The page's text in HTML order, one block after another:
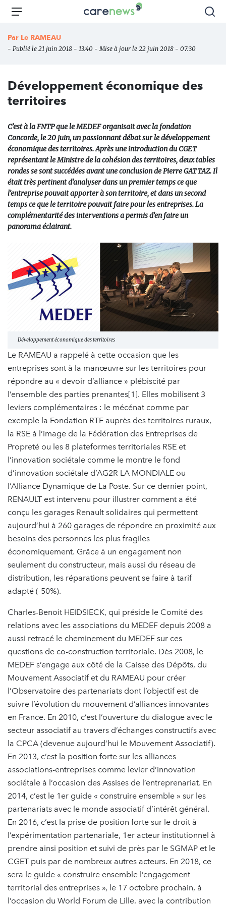
Aller
principal
Carenews,
des
l'engagement
Menu
Par Le RAMEAU
- Publié le 21 juin 2018 - 13:40 - Mise à jour le 22 juin 2018 - 07:30
Développement économique des
territoires
C’est à la FNTP que le MEDEF organisait avec la fondation
Concorde, le 20 juin, un passionnant débat sur le développement
économique des territoires. Après une introduction du CGET
représentant le Ministre de la cohésion des territoires, deux tables
rondes se sont succédées avant une conclusion de Pierre GATTAZ. Il
était très pertinent d’analyser dans un premier temps ce que
l’entreprise pouvait apporter à son territoire, et dans un second
temps ce que le territoire pouvait faire pour les entreprises. La
complémentarité des interventions a permis d’en faire un
panorama éclairant.
Développement économique des territoires
Le RAMEAU a rappelé à cette occasion que les
entreprises sont à la manœuvre sur les territoires pour
répondre au « devoir d’alliance » plébiscité par
l’ensemble des parties prenantes[1]. Elles mobilisent 3
leviers complémentaires : le mécénat comme par
exemple la Fondation RTE auprès des territoires ruraux,
la RSE à l’image de la Fédération des Entreprises de
Propreté ou les 8 plateformes territoriales RSE et
l’innovation sociétale comme le montre le fond
d’innovation sociétale d’AG2R LA MONDIALE ou
l’Alliance Dynamique de La Poste. Sur ce dernier point,
RENAULT est intervenu pour illustrer comment a été
conçu les garages Renault solidaires qui permettent
aujourd’hui à 260 garages de répondre en proximité aux
besoins des personnes les plus fragiles
économiquement. Grâce à un engagement non
seulement du constructeur, mais aussi du réseau de
distribution, les réparations peuvent se faire à tarif
adapté (-50%).
Charles-Benoit HEIDSIECK, qui préside le Comité des
relations avec les associations du MEDEF depuis 2008 a
aussi retracé le cheminement du MEDEF sur ces
questions de co-construction territoriale. Dès 2008, le
MEDEF s’engage aux côté de la Caisse des Dépôts, du
Mouvement Associatif et du RAMEAU pour créer
l’Observatoire des partenariats dont l’objectif est de
suivre l’évolution du mouvement d’alliances innovantes
en France. En 2010, c’est l’ouverture du dialogue avec le
secteur associatif au travers d’échanges constructifs avec
la CPCA (devenue aujourd’hui le Mouvement Associatif).
En 2013, c’est la position forte sur les alliances
associations-entreprises comme levier d’innovation
sociétale à l’occasion des Assises de l’entreprenariat. En
2014, c’est le 1er guide « construire ensemble » sur les
partenariats avec le monde associatif d’intérêt général.
En 2016, c’est la prise de position forte sur le droit à
l’expérimentation partenariale, 1er acteur institutionnel à
prendre ainsi position et suivi de près par le SGMAP et le
CGET puis par de nombreux autres acteurs. En 2018, ce
sera le guide « construire ensemble l’engagement
territorial des entreprises », le 17 octobre prochain, à
l’occasion du World Forum de Lille, avec la contribution